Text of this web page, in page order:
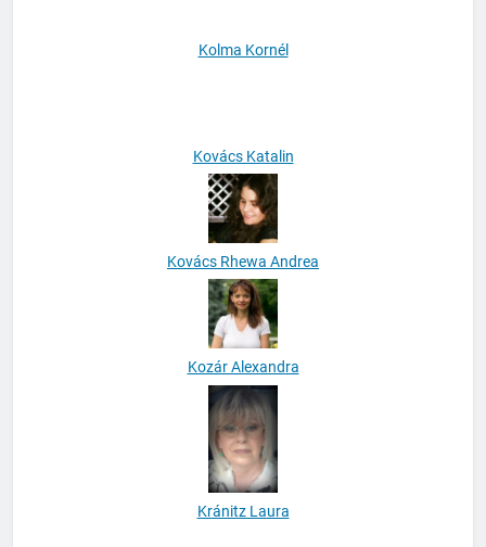
Kolma Kornél
Kovács Katalin
Kovács Rhewa Andrea
Kozár Alexandra
Kránitz Laura